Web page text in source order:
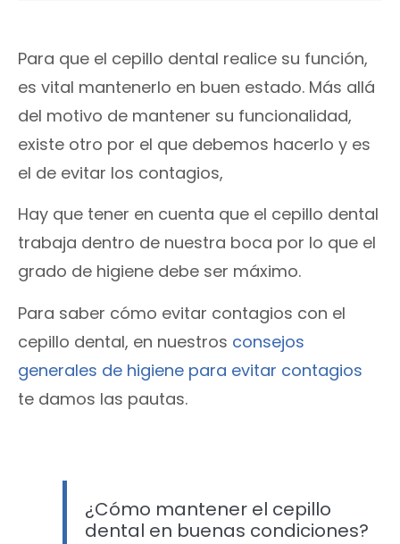
Para que el cepillo dental realice su función,
es vital mantenerlo en buen estado. Más allá
del motivo de mantener su funcionalidad,
existe otro por el que debemos hacerlo y es
el de evitar los contagios,
Hay que tener en cuenta que el cepillo dental
trabaja dentro de nuestra boca por lo que el
grado de higiene debe ser máximo.
Para saber cómo evitar contagios con el
cepillo dental, en nuestros consejos
generales de higiene para evitar contagios
te damos las pautas.
¿Cómo mantener el cepillo
dental en buenas condiciones?